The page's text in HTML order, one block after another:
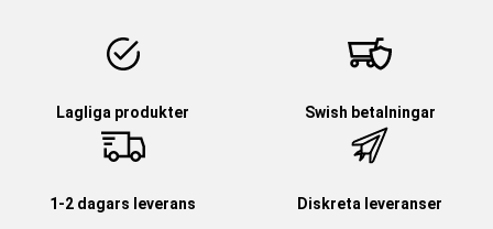
Lagliga produkter Swish betalningar
1-2 dagars leverans Diskreta leveranser